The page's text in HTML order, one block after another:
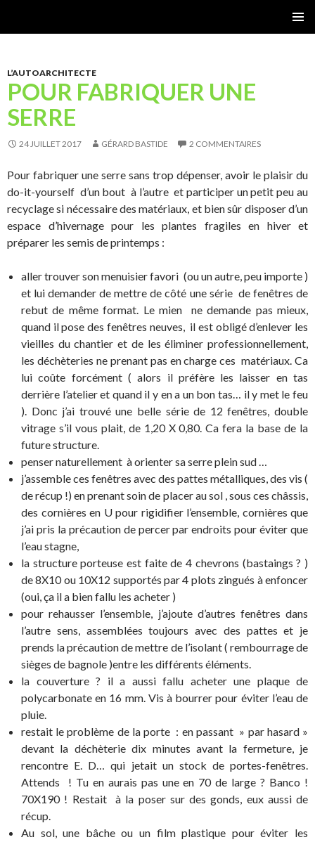
L’AUTOARCHITECTE
POUR FABRIQUER UNE
SERRE
24 JUILLET 2017 GÉRARD BASTIDE 2 COMMENTAIRES
Pour fabriquer une serre sans trop dépenser, avoir le plaisir du
do-it-yourself d’un bout à l’autre et participer un petit peu au
recyclage si nécessaire des matériaux, et bien sûr disposer d’un
espace d’hivernage pour les plantes fragiles en hiver et
préparer les semis de printemps :
aller trouver son menuisier favori (ou un autre, peu importe )
et lui demander de mettre de côté une série de fenêtres de
rebut de même format. Le mien ne demande pas mieux,
quand il pose des fenêtres neuves, il est obligé d’enlever les
vieilles du chantier et de les éliminer professionnellement,
les déchèteries ne prenant pas en charge ces matériaux. Ca
lui coûte forcément ( alors il préfère les laisser en tas
derrière l’atelier et quand il y en a un bon tas… il y met le feu
). Donc j’ai trouvé une belle série de 12 fenêtres, double
vitrage s’il vous plait, de 1,20 X 0,80. Ca fera la base de la
future structure.
penser naturellement à orienter sa serre plein sud …
j’assemble ces fenêtres avec des pattes métalliques, des vis (
de récup !) en prenant soin de placer au sol , sous ces châssis,
des cornières en U pour rigidifier l’ensemble, cornières que
j’ai pris la précaution de percer par endroits pour éviter que
l’eau stagne,
la structure porteuse est faite de 4 chevrons (bastaings ? )
de 8X10 ou 10X12 supportés par 4 plots zingués à enfoncer
(oui, ça il a bien fallu les acheter )
pour rehausser l’ensemble, j’ajoute d’autres fenêtres dans
l’autre sens, assemblées toujours avec des pattes et je
prends la précaution de mettre de l’isolant ( rembourrage de
sièges de bagnole )entre les différents éléments.
la couverture ? il a aussi fallu acheter une plaque de
polycarbonate en 16 mm. Vis à bourrer pour éviter l’eau de
pluie.
restait le problème de la porte : en passant » par hasard »
devant la déchèterie dix minutes avant la fermeture, je
rencontre E. D… qui jetait un stock de portes-fenêtres.
Attends ! Tu en aurais pas une en 70 de large ? Banco !
70X190 ! Restait à la poser sur des gonds, eux aussi de
récup.
Au sol, une bâche ou un film plastique pour éviter les